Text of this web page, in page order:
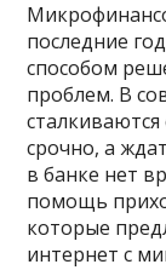
последние
способом
проблем. В
срочно, а
в банке нет
помощь
которые
интернет с